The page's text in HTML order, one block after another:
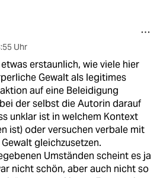
Uhr
erstaunlich, wie viele hier
Gewalt als legitimes
auf eine Beleidigung
der selbst die Autorin darauf
unklar ist in welchem Kontext
ist) oder versuchen verbale mit
gleichzusetzen.
Umständen scheint es ja
nicht schön, aber auch nicht so